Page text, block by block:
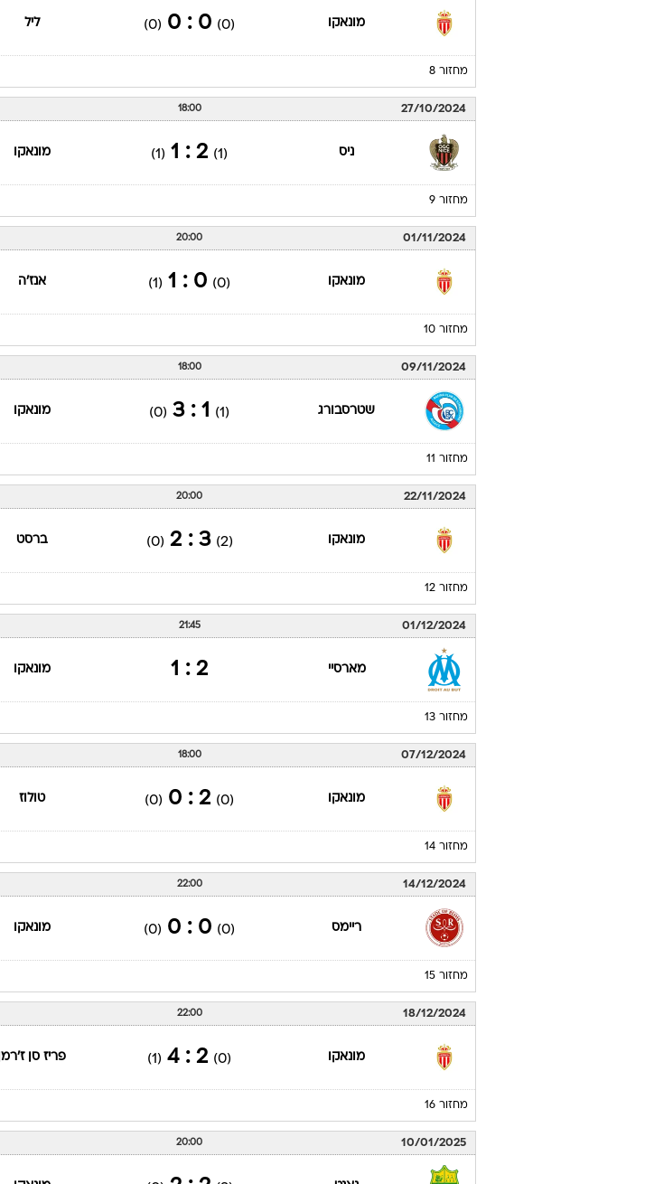
מונאקו (0)
0 : 0
(0) ליל
מחזור 8
27/10/2024
18:00
ניס (1)
2 : 1
(1) מונאקו
מחזור 9
01/11/2024
20:00
מונאקו (0)
0 : 1
(1) אנז'ה
מחזור 10
09/11/2024
18:00
שטרסבורג (1)
1 : 3
(0) מונאקו
מחזור 11
22/11/2024
20:00
מונאקו (2)
3 : 2
(0) ברסט
מחזור 12
01/12/2024
21:45
מארסיי 2 : 1 מונאקו
מחזור 13
07/12/2024
18:00
מונאקו (0)
2 : 0
(0) טולוז
מחזור 14
14/12/2024
22:00
ריימס (0)
0 : 0
(0) מונאקו
מחזור 15
18/12/2024
22:00
מונאקו (0)
2 : 4
(1) פריז סן ז'רמן
מחזור 16
10/01/2025
20:00